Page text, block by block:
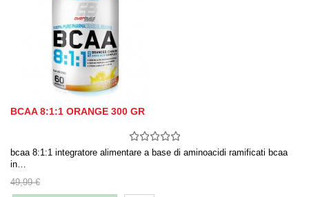
BCAA 8:1:1 ORANGE 300 GR
bcaa 8:1:1 integratore alimentare a base di aminoacidi ramificati bcaa
in…
49,99 €